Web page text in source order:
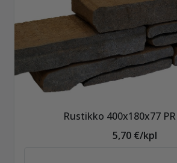
Rustikko 400x180x77
5,70 €/kpl